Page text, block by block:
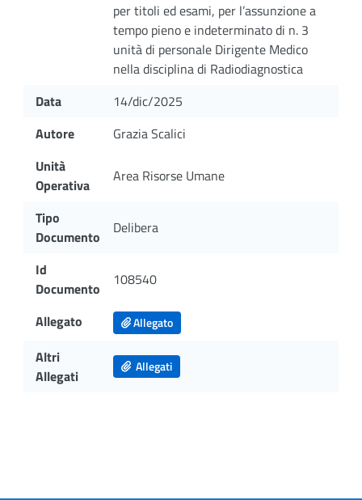
per titoli ed esami, per l’assunzione a
tempo pieno e indeterminato di n. 3
unità di personale Dirigente Medico
nella disciplina di Radiodiagnostica
Data
14/dic/2025
Autore
Grazia Scalici
Unità
Operativa
Area Risorse Umane
Tipo
Documento
Delibera
Id
Documento
108540
Allegato Allegato
Altri
Allegati
Allegati